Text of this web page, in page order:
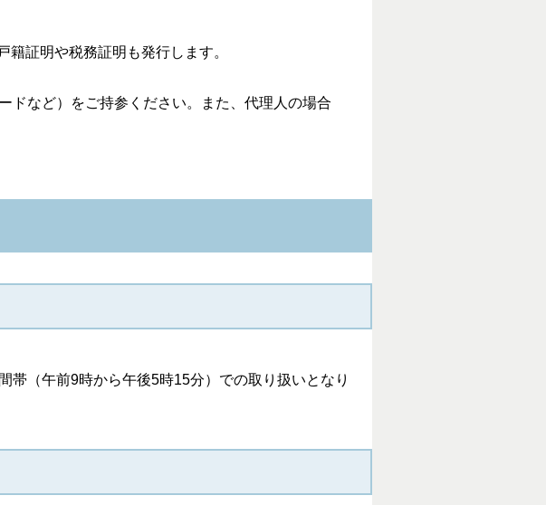
証明や税務証明も発行します。
ドなど）をご持参ください。また、代理人の場合
帯（午前9時から午後5時15分）での取り扱いとなり